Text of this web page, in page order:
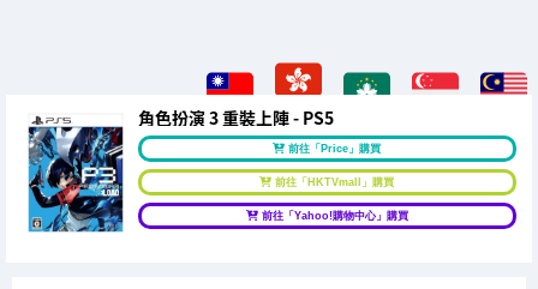
角色扮演 3 重裝上陣 - PS5
前往「Price」購買
前往「HKTVmall」購買
前往「Yahoo!購物中心」購買